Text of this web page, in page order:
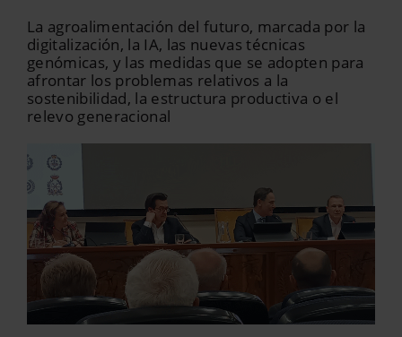
La agroalimentación del futuro, marcada por la
digitalización, la IA, las nuevas técnicas
genómicas, y las medidas que se adopten para
afrontar los problemas relativos a la
sostenibilidad, la estructura productiva o el
relevo generacional